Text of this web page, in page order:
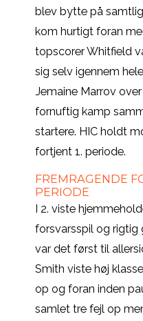
blev bytte på
kom hurtigt foran
topscorer Whitfield
sig selv igennem
Jemaine Marrov
fornuftig kamp
startere. HIC holdt
fortjent 1. periode.
FREMRAGENDE
PERIODE
I 2. viste
forsvarsspil og rigtig
var det først til
Smith viste høj
op og foran inden
samlet tre fejl op